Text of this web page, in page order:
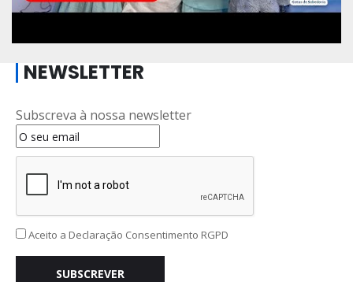
NEWSLETTER
Subscreva à nossa newsletter
Aceito a Declaração Consentimento RGPD
SUBSCREVER